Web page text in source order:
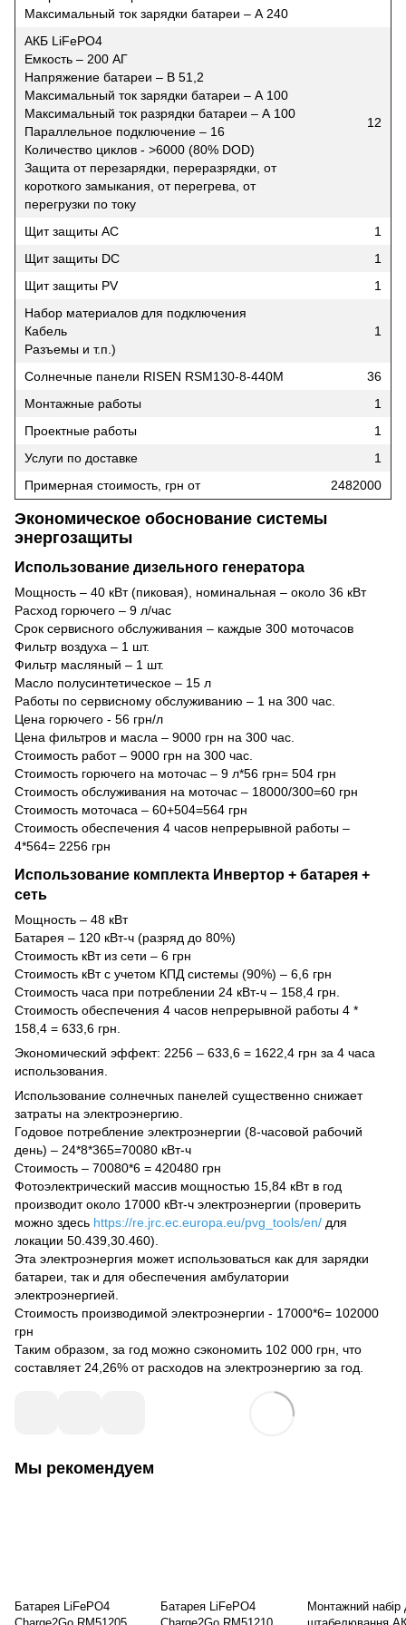
Максимальный ток зарядки батареи – А 240
АКБ LiFePO4
Емкость – 200 АГ
Напряжение батареи – В 51,2
Максимальный ток зарядки батареи – А 100
Максимальный ток разрядки батареи – А 100
Параллельное подключение – 16
Количество циклов - >6000 (80% DOD)
Защита от перезарядки, переразрядки, от
короткого замыкания, от перегрева, от
перегрузки по току
12
Щит защиты АС
1
Щит защиты DC
1
Щит защиты PV
1
Набор материалов для подключения
Кабель
Разъемы и т.п.)
1
Солнечные панели RISEN RSM130-8-440M
36
Монтажные работы
1
Проектные работы
1
Услуги по доставке
1
Примерная стоимость, грн от
2482000
Экономическое обоснование системы
энергозащиты
Использование дизельного генератора
Мощность – 40 кВт (пиковая), номинальная – около 36 кВт
Расход горючего – 9 л/час
Срок сервисного обслуживания – каждые 300 моточасов
Фильтр воздуха – 1 шт.
Фильтр масляный – 1 шт.
Масло полусинтетическое – 15 л
Работы по сервисному обслуживанию – 1 на 300 час.
Цена горючего - 56 грн/л
Цена фильтров и масла – 9000 грн на 300 час.
Стоимость работ – 9000 грн на 300 час.
Стоимость горючего на моточас – 9 л*56 грн= 504 грн
Стоимость обслуживания на моточас – 18000/300=60 грн
Стоимость моточаса – 60+504=564 грн
Стоимость обеспечения 4 часов непрерывной работы –
4*564= 2256 грн
Использование комплекта Инвертор + батарея +
сеть
Мощность – 48 кВт
Батарея – 120 кВт-ч (разряд до 80%)
Стоимость кВт из сети – 6 грн
Стоимость кВт с учетом КПД системы (90%) – 6,6 грн
Стоимость часа при потреблении 24 кВт-ч – 158,4 грн.
Стоимость обеспечения 4 часов непрерывной работы 4 *
158,4 = 633,6 грн.
Экономический эффект: 2256 – 633,6 = 1622,4 грн за 4 часа
использования.
Использование солнечных панелей существенно снижает
затраты на электроэнергию.
Годовое потребление электроэнергии (8-часовой рабочий
день) – 24*8*365=70080 кВт-ч
Стоимость – 70080*6 = 420480 грн
Фотоэлектрический массив мощностью 15,84 кВт в год
производит около 17000 кВт-ч электроэнергии (проверить
можно здесь https://re.jrc.ec.europa.eu/pvg_tools/en/ для
локации 50.439,30.460).
Эта электроэнергия может использоваться как для зарядки
батареи, так и для обеспечения амбулатории
электроэнергией.
Стоимость производимой электроэнергии - 17000*6= 102000
грн
Таким образом, за год можно сэкономить 102 000 грн, что
составляет 24,26% от расходов на электроэнергию за год.
Мы рекомендуем
Батарея LiFePO4
Батарея LiFePO4
Монтажний набір